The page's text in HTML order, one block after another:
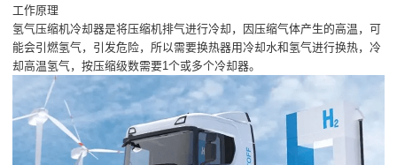
工作原理
氢气压缩机冷却器是将压缩机排气进行冷却，因压缩气体产生的高温，可
能会引燃氢气，引发危险，所以需要换热器用冷却水和氢气进行换热，冷
却高温氢气，按压缩级数需要1个或多个冷却器。